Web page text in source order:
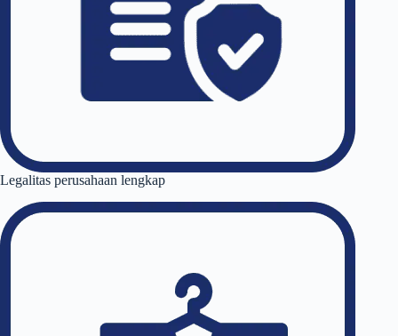
Legalitas perusahaan lengkap